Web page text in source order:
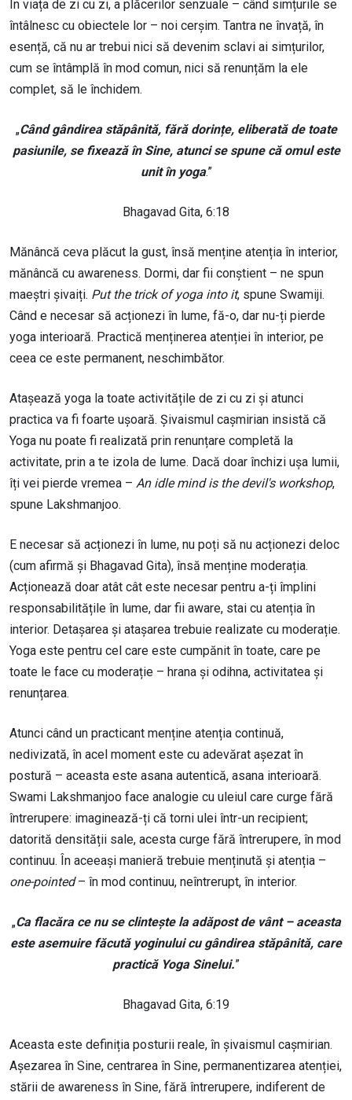
În viața de zi cu zi, a plăcerilor senzuale – când simțurile se
întâlnesc cu obiectele lor – noi cerșim. Tantra ne învață, în
esență, că nu ar trebui nici să devenim sclavi ai simțurilor,
cum se întâmplă în mod comun, nici să renunțăm la ele
complet, să le închidem.
„Când gândirea stăpânită, fără dorințe, eliberată de toate
pasiunile, se fixează în Sine, atunci se spune că omul este
unit în yoga.”
Bhagavad Gita, 6:18
Mănâncă ceva plăcut la gust, însă menține atenția în interior,
mănâncă cu awareness. Dormi, dar fii conștient – ne spun
maeștri șivaiți. Put the trick of yoga into it, spune Swamiji.
Când e necesar să acționezi în lume, fă-o, dar nu-ți pierde
yoga interioară. Practică menținerea atenției în interior, pe
ceea ce este permanent, neschimbător.
Atașează yoga la toate activitățile de zi cu zi și atunci
practica va fi foarte ușoară. Șivaismul cașmirian insistă că
Yoga nu poate fi realizată prin renunțare completă la
activitate, prin a te izola de lume. Dacă doar închizi ușa lumii,
îți vei pierde vremea – An idle mind is the devil's workshop,
spune Lakshmanjoo.
E necesar să acționezi în lume, nu poți să nu acționezi deloc
(cum afirmă și Bhagavad Gita), însă menține moderația.
Acționează doar atât cât este necesar pentru a-ți împlini
responsabilitățile în lume, dar fii aware, stai cu atenția în
interior. Detașarea și atașarea trebuie realizate cu moderație.
Yoga este pentru cel care este cumpănit în toate, care pe
toate le face cu moderație – hrana și odihna, activitatea și
renunțarea.
Atunci când un practicant menține atenția continuă,
nedivizată, în acel moment este cu adevărat așezat în
postură – aceasta este asana autentică, asana interioară.
Swami Lakshmanjoo face analogie cu uleiul care curge fără
întrerupere: imaginează-ți că torni ulei într-un recipient;
datorită densității sale, acesta curge fără întrerupere, în mod
continuu. În aceeași manieră trebuie menținută și atenția –
one-pointed– în mod continuu, neîntrerupt, în interior.
„Ca flacăra ce nu se clintește la adăpost de vânt – aceasta
este asemuire făcută yoginului cu gândirea stăpânită, care
practică Yoga Sinelui.”
Bhagavad Gita, 6:19
Aceasta este definiția posturii reale, în șivaismul cașmirian.
Așezarea în Sine, centrarea în Sine, permanentizarea atenției,
stării de awareness în Sine, fără întrerupere, indiferent de